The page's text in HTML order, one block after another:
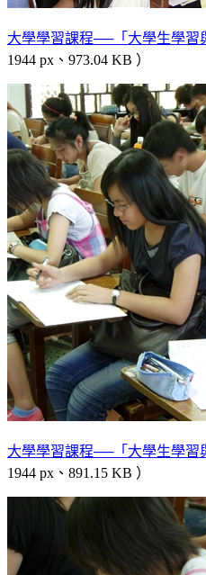
大學學習課程──「大學生學習
1944 px、973.04 KB ）
大學學習課程──「大學生學習
1944 px、891.15 KB ）